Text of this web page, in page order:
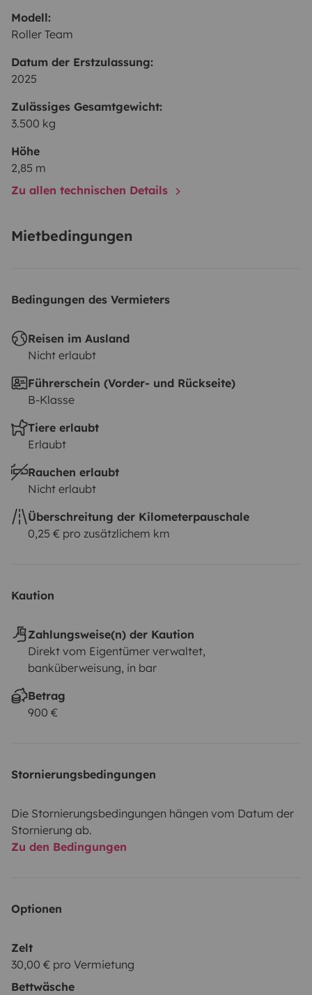
Modell:
Roller Team
Datum der Erstzulassung:
2025
Zulässiges Gesamtgewicht:
3.500 kg
Höhe
2,85 m
Zu allen technischen Details
Mietbedingungen
Bedingungen des Vermieters
Reisen im Ausland
Nicht erlaubt
Führerschein (Vorder- und Rückseite)
B-Klasse
Tiere erlaubt
Erlaubt
Rauchen erlaubt
Nicht erlaubt
Überschreitung der Kilometerpauschale
0,25 € pro zusätzlichem km
Kaution
Zahlungsweise(n) der Kaution
Direkt vom Eigentümer verwaltet,
banküberweisung, in bar
Betrag
900 €
Stornierungsbedingungen
Die Stornierungsbedingungen hängen vom Datum der
Stornierung ab.
Zu den Bedingungen
Optionen
Zelt
30,00 € pro Vermietung
Bettwäsche